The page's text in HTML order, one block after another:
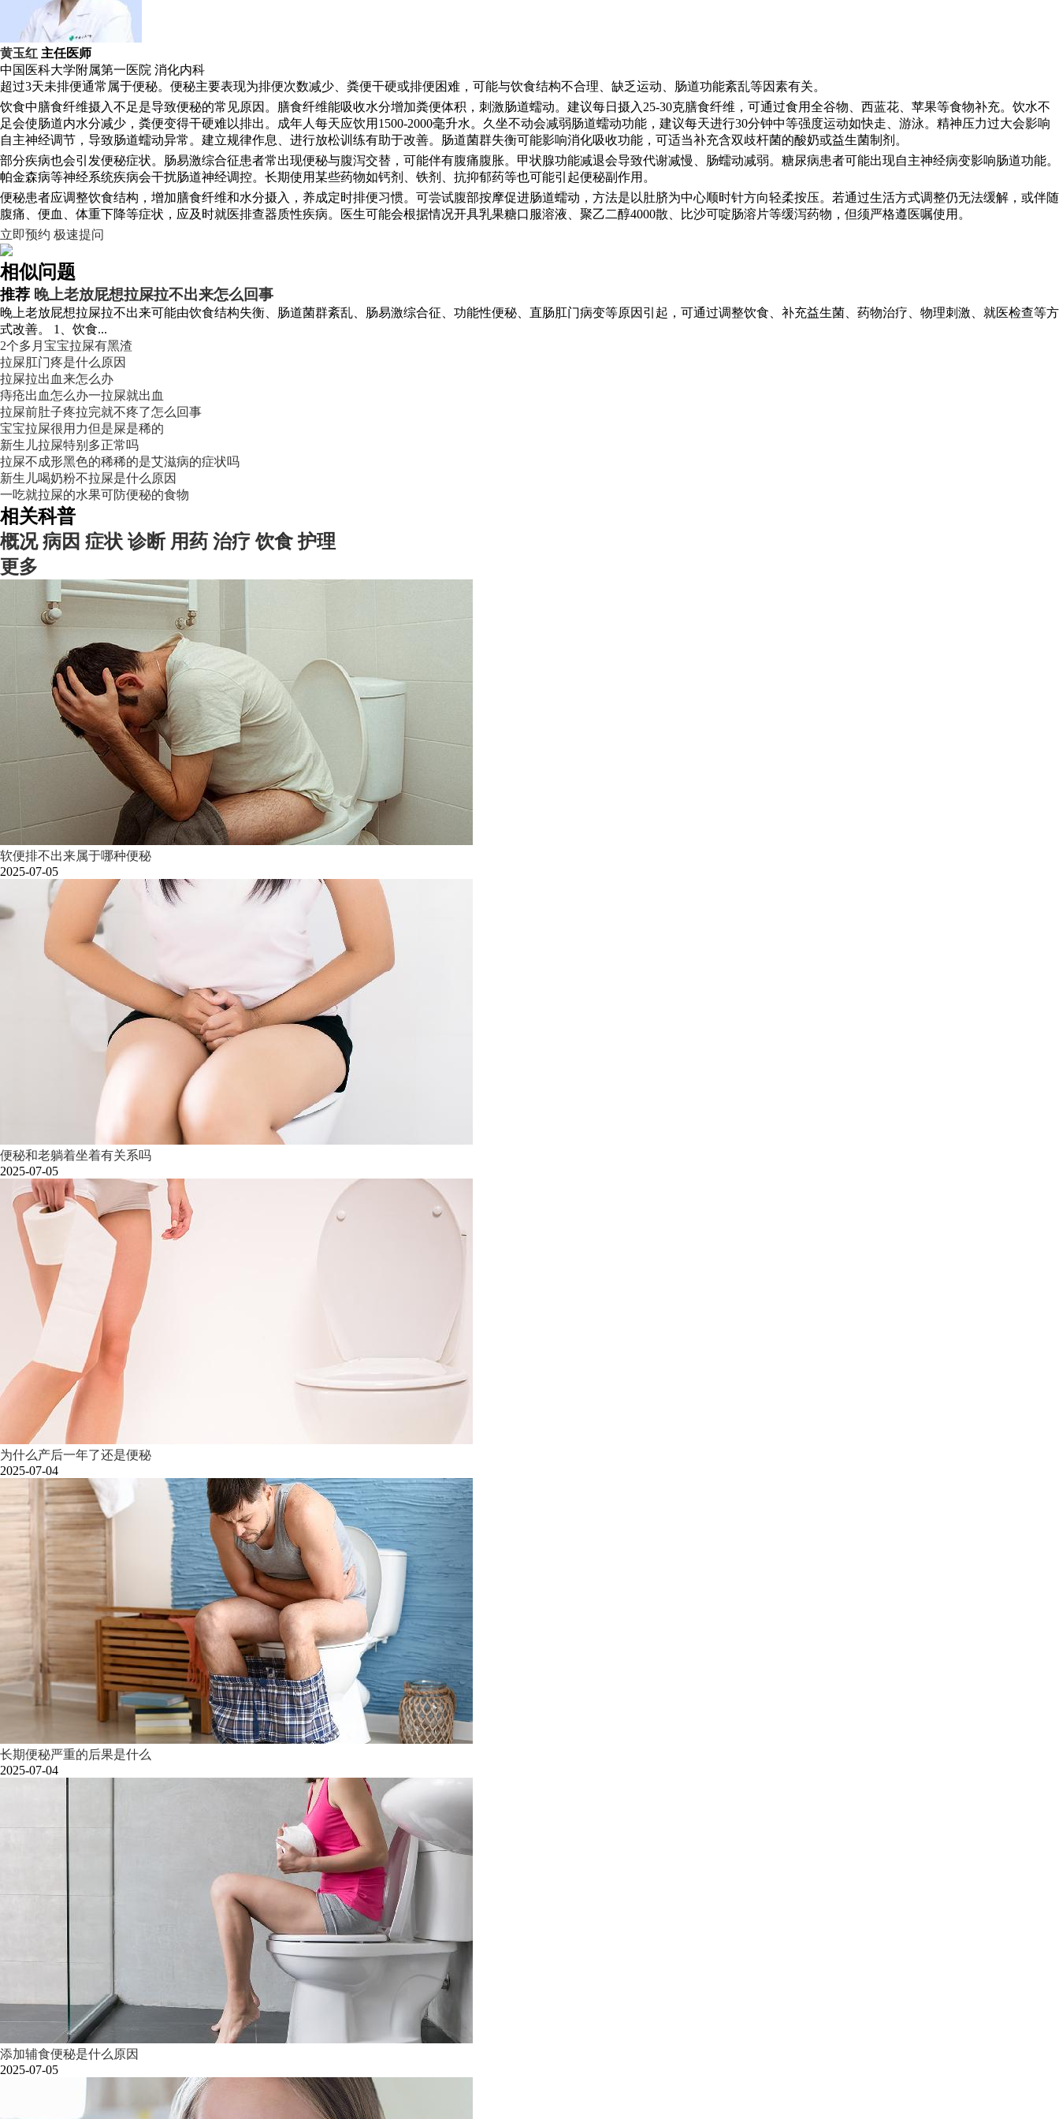
黄玉红 主任医师
中国医科大学附属第一医院 消化内科
超过3天未排便通常属于便秘。便秘主要表现为排便次数减少、粪便干硬或排便困难，可能与饮食结构不合理、缺乏运动、肠道功能紊乱等因素有关。
饮食中膳食纤维摄入不足是导致便秘的常见原因。膳食纤维能吸收水分增加粪便体积，刺激肠道蠕动。建议每日摄入25-30克膳食纤维，可通过食用全谷物、西蓝花、苹果等食物补充。饮水不
足会使肠道内水分减少，粪便变得干硬难以排出。成年人每天应饮用1500-2000毫升水。久坐不动会减弱肠道蠕动功能，建议每天进行30分钟中等强度运动如快走、游泳。精神压力过大会影响
自主神经调节，导致肠道蠕动异常。建立规律作息、进行放松训练有助于改善。肠道菌群失衡可能影响消化吸收功能，可适当补充含双歧杆菌的酸奶或益生菌制剂。
部分疾病也会引发便秘症状。肠易激综合征患者常出现便秘与腹泻交替，可能伴有腹痛腹胀。甲状腺功能减退会导致代谢减慢、肠蠕动减弱。糖尿病患者可能出现自主神经病变影响肠道功能。
帕金森病等神经系统疾病会干扰肠道神经调控。长期使用某些药物如钙剂、铁剂、抗抑郁药等也可能引起便秘副作用。
便秘患者应调整饮食结构，增加膳食纤维和水分摄入，养成定时排便习惯。可尝试腹部按摩促进肠道蠕动，方法是以肚脐为中心顺时针方向轻柔按压。若通过生活方式调整仍无法缓解，或伴随
腹痛、便血、体重下降等症状，应及时就医排查器质性疾病。医生可能会根据情况开具乳果糖口服溶液、聚乙二醇4000散、比沙可啶肠溶片等缓泻药物，但须严格遵医嘱使用。
立即预约 极速提问
相似问题
推荐 晚上老放屁想拉屎拉不出来怎么回事
晚上老放屁想拉屎拉不出来可能由饮食结构失衡、肠道菌群紊乱、肠易激综合征、功能性便秘、直肠肛门病变等原因引起，可通过调整饮食、补充益生菌、药物治疗、物理刺激、就医检查等方
式改善。 1、饮食...
2个多月宝宝拉屎有黑渣
拉屎肛门疼是什么原因
拉屎拉出血来怎么办
痔疮出血怎么办一拉屎就出血
拉屎前肚子疼拉完就不疼了怎么回事
宝宝拉屎很用力但是屎是稀的
新生儿拉屎特别多正常吗
拉屎不成形黑色的稀稀的是艾滋病的症状吗
新生儿喝奶粉不拉屎是什么原因
一吃就拉屎的水果可防便秘的食物
相关科普
概况 病因 症状 诊断 用药 治疗 饮食 护理
更多
软便排不出来属于哪种便秘
2025-07-05
便秘和老躺着坐着有关系吗
2025-07-05
为什么产后一年了还是便秘
2025-07-04
长期便秘严重的后果是什么
2025-07-04
添加辅食便秘是什么原因
2025-07-05